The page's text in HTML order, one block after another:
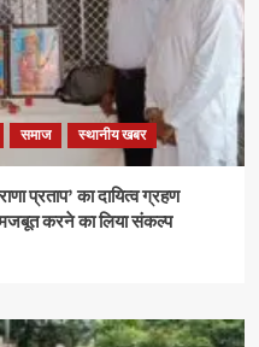
समाज स्थानीय खबर
प्रताप’ का दायित्व ग्रहण
करने का लिया संकल्प